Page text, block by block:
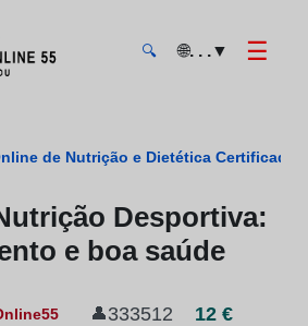
🔍 🌐. . .▼ ☰
Cursos Online de Nutrição e Dietética Certificados
Desportiva:
e boa saúde
👤333512 12 €